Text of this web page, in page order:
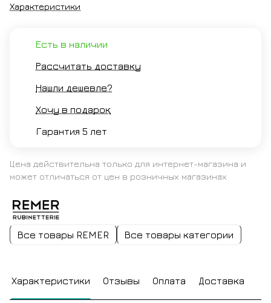
Характеристики
Есть в наличии
Рассчитать доставку
Нашли дешевле?
Хочу в подарок
Гарантия 5 лет
Цена действительна только для интернет-магазина и
может отличаться от цен в розничных магазинах
Все товары REMER Все товары категории
Характеристики Отзывы Оплата Доставка